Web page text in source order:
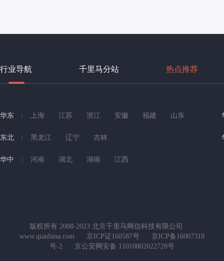
行业导航 千里马分站 热点推荐
华东 上海 江苏 浙江 安徽 福建 山东
东北 黑龙江 辽宁 吉林
华中 河南 湖北 湖南 江西
版权所有 2008-2023 北京千里马网信科技有限公司
www.qianlima.com
京ICP证160587号
京ICP备16007318
号-2
京公安网安备 11010802022728号